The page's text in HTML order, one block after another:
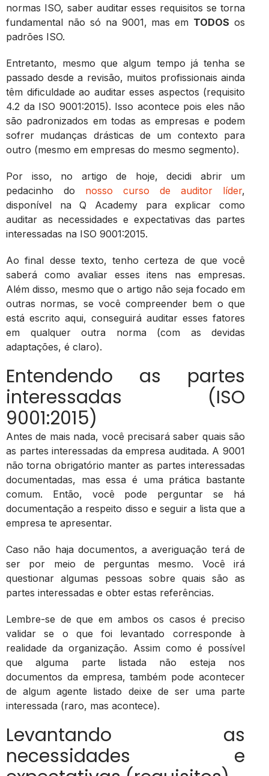
normas ISO, saber auditar esses requisitos se torna
fundamental não só na 9001, mas em TODOS os
padrões ISO.
Entretanto, mesmo que algum tempo já tenha se
passado desde a revisão, muitos profissionais ainda
têm dificuldade ao auditar esses aspectos (requisito
4.2 da ISO 9001:2015). Isso acontece pois eles não
são padronizados em todas as empresas e podem
sofrer mudanças drásticas de um contexto para
outro (mesmo em empresas do mesmo segmento).
Por isso, no artigo de hoje, decidi abrir um
pedacinho do nosso curso de auditor líder,
disponível na Q Academy para explicar como
auditar as necessidades e expectativas das partes
interessadas na ISO 9001:2015.
Ao final desse texto, tenho certeza de que você
saberá como avaliar esses itens nas empresas.
Além disso, mesmo que o artigo não seja focado em
outras normas, se você compreender bem o que
está escrito aqui, conseguirá auditar esses fatores
em qualquer outra norma (com as devidas
adaptações, é claro).
Entendendo as partes
interessadas (ISO
9001:2015)
Antes de mais nada, você precisará saber quais são
as partes interessadas da empresa auditada. A 9001
não torna obrigatório manter as partes interessadas
documentadas, mas essa é uma prática bastante
comum. Então, você pode perguntar se há
documentação a respeito disso e seguir a lista que a
empresa te apresentar.
Caso não haja documentos, a averiguação terá de
ser por meio de perguntas mesmo. Você irá
questionar algumas pessoas sobre quais são as
partes interessadas e obter estas referências.
Lembre-se de que em ambos os casos é preciso
validar se o que foi levantado corresponde à
realidade da organização. Assim como é possível
que alguma parte listada não esteja nos
documentos da empresa, também pode acontecer
de algum agente listado deixe de ser uma parte
interessada (raro, mas acontece).
Levantando as
necessidades e